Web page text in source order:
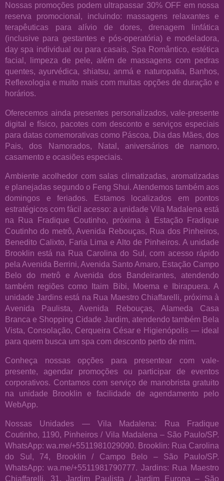
Nossas promoções podem ultrapassar 30% OFF em nossa
reserva promocional, incluindo: massagens relaxantes e
terapêuticas para alívio de dores, drenagem linfática
(inclusive para gestantes e pós-operatória) e modeladora,
day spa individual ou para casais, Spa Romântico, estética
facial, limpeza de pele, além de massagens com pedras
quentes, ayurvédica, shiatsu, anmá e naturopatia, Banhos,
Reflexologia e muito mais com muitas opções de duração e
horários.
Oferecemos ainda presentes personalizados, vale-presente
digital e físico, pacotes com desconto e serviços especiais
para datas comemorativas como Páscoa, Dia das Mães, dos
Pais, dos Namorados, Natal, aniversários de namoro,
casamento e ocasiões especiais.
Ambiente acolhedor com salas climatizadas, aromatizadas
e planejadas segundo o Feng Shui. Atendemos também aos
domingos e feriados. Estamos localizados em pontos
estratégicos com fácil acesso: a unidade Vila Madalena está
na Rua Fradique Coutinho, próxima à Estação Fradique
Coutinho do metrô, Avenida Rebouças, Rua dos Pinheiros,
Benedito Calixto, Faria Lima e Alto de Pinheiros. A unidade
Brooklin está na Rua Carolina do Sul, com acesso rápido
pela Avenida Berrini, Avenida Santo Amaro, Estação Campo
Belo do metrô e Avenida dos Bandeirantes, atendendo
também regiões como Itaim Bibi, Moema e Ibirapuera. A
unidade Jardins está na Rua Maestro Chiaffarelli, próxima à
Avenida Paulista, Avenida Rebouças, Alameda Casa
Branca e Shopping Cidade Jardim, atendendo também Bela
Vista, Consolação, Cerqueira César e Higienópolis — ideal
para quem busca um spa com desconto perto de mim.
Conheça nossas opções para presentear com vale-
presente, agendar promoções ou participar de eventos
corporativos. Contamos com serviço de manobrista gratuito
na unidade Brooklin e facilidade de agendamento pelo
WebApp.
Nossas Unidades — Vila Madalena: Rua Fradique
Coutinho, 1190, Pinheiros / Vila Madalena – São Paulo/SP.
WhatsApp: wa.me/+5511981029090. Brooklin: Rua Carolina
do Sul, 74, Brooklin / Campo Belo – São Paulo/SP.
WhatsApp: wa.me/+5511981790777. Jardins: Rua Maestro
Chiaffarelli, 31, Jardim Paulista / Jardim Europa – São